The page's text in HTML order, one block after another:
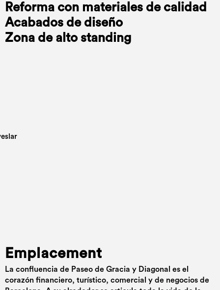
Reforma con materiales de calidad
Acabados de diseño
Zona de alto standing
Emplacement
La confluencia de Paseo de Gracia y Diagonal es el
corazón financiero, turístico, comercial y de negocios de